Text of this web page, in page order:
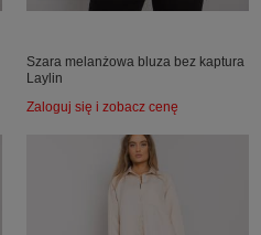
Szara melanżowa bluza bez kaptura
Laylin
Zaloguj się i zobacz cenę